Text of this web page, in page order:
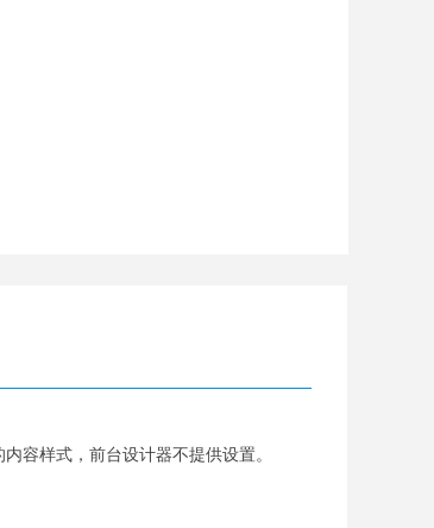
容样式，前台设计器不提供设置。